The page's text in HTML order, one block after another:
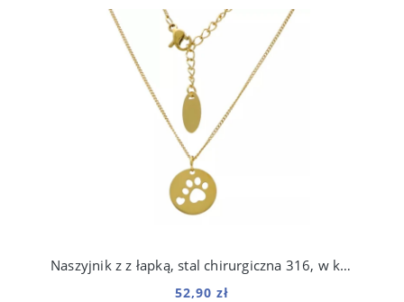
Naszyjnik z z łapką, stal chirurgiczna 316, w kolorze złota
52,90 zł